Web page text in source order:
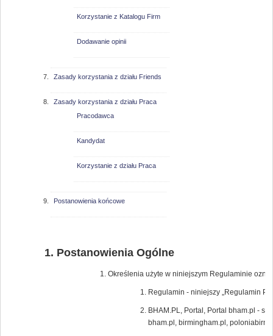
Korzystanie z Katalogu Firm
Dodawanie opinii
Zasady korzystania z działu Friends
Zasady korzystania z działu Praca
Pracodawca
Kandydat
Korzystanie z działu Praca
Postanowienia końcowe
Postanowienia Ogólne
Określenia użyte w niniejszym Regulaminie
Regulamin - niniejszy „Regulamin
BHAM.PL, Portal, Portal bham.pl -
bham.pl, birmingham.pl,